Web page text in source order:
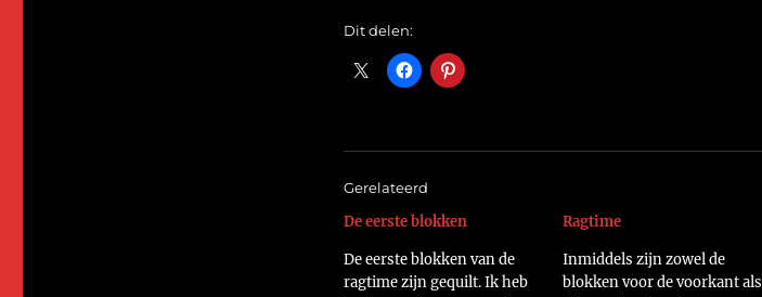
Dit delen:
Gerelateerd
De eerste blokken
De eerste blokken van de
ragtime zijn gequilt. Ik heb
Ragtime
Inmiddels zijn zowel de
blokken voor de voorkant als